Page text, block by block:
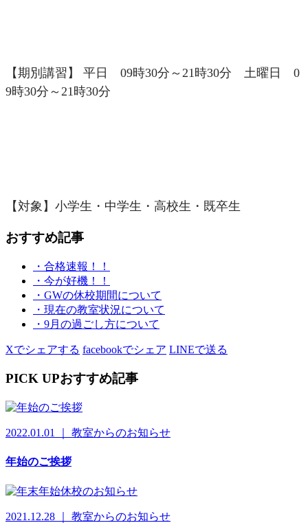
【期別講習】 平日 09時30分～21時30分 土曜日 0
9時30分～21時30分
【対象】小学生・中学生・高校生・既卒生
おすすめ記事
・合格速報！！
・今が好機！！
・GWの休校期間について
・現在の教室状況について
・9月の過ごし方について
Xでシェアする facebookでシェア LINEで送る
PICK UPおすすめ記事
2022.01.01 ｜ 教室からのお知らせ
年始のご挨拶
2021.12.28 ｜ 教室からのお知らせ